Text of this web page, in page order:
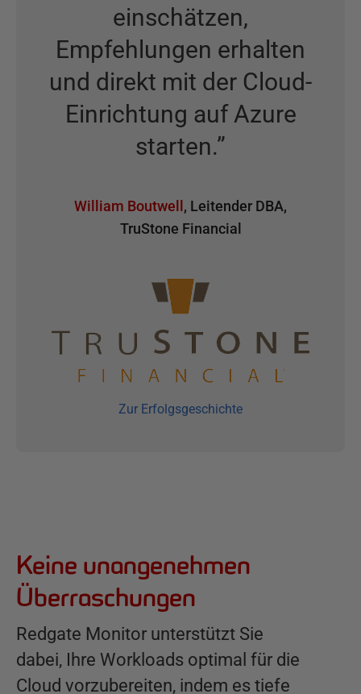
einschätzen,
Empfehlungen erhalten
und direkt mit der Cloud-
Einrichtung auf Azure
starten.”
William Boutwell, Leitender DBA,
TruStone Financial
Zur Erfolgsgeschichte
t
e
i
e
Keine unangenehmen
Überraschungen
Redgate Monitor unterstützt Sie
dabei, Ihre Workloads optimal für die
Cloud vorzubereiten, indem es tiefe